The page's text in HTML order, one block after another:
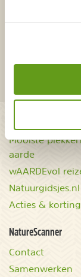
overnachtingen
Mooiste
aarde
wAARDEvol
Natuurgidsjes.nl
Acties &
NatureScanner
Contact
Samenwerken